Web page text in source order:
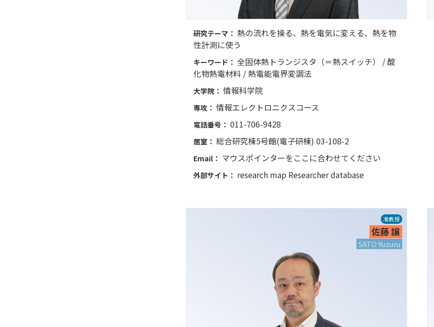
研究テーマ： 熱の流れを操る、熱を電気に変える、熱を物
性計測に使う
キーワード： 全固体熱トランジスタ（＝熱スイッチ） / 酸
化物熱電材料 / 熱電能電界変調法
大学院： 情報科学院
専攻： 情報エレクトロニクスコース
電話番号： 011-706-9428
居室： 総合研究棟5号館(電子研棟) 03-108-2
Email： マウスポインターをここに合わせてください
外部サイト： research map Researcher database
准教授
佐藤 譲
SATO Yuzuru